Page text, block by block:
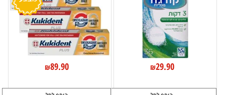
₪29.90
₪89.90